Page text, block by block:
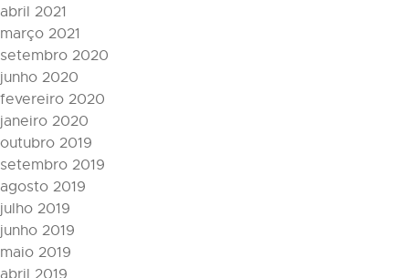
abril 2021
março 2021
setembro 2020
junho 2020
fevereiro 2020
janeiro 2020
outubro 2019
setembro 2019
agosto 2019
julho 2019
junho 2019
maio 2019
abril 2019